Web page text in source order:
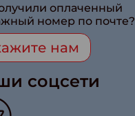
оплаченный
номер по почте?
нам
соцсети